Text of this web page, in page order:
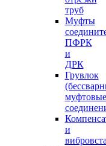
труб
Муфты
ПФРК
и
ДРК
Грувлок
муфтовые
и